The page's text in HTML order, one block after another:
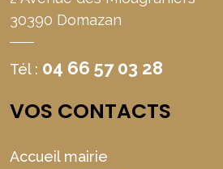
30390 Domazan
Tél : 04 66 57 03 28
VOS CONTACTS
Accueil mairie